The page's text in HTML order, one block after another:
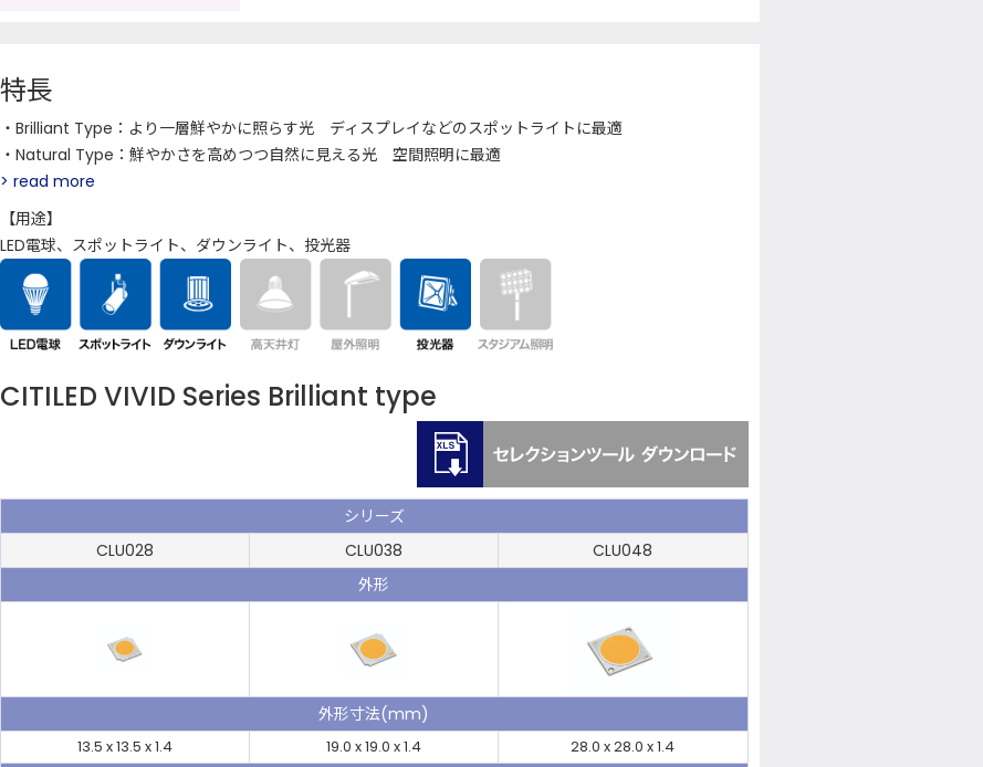
特長
・Brilliant Type：より一層鮮やかに照らす光 ディスプレイなどのスポットライトに最適
・Natural Type：鮮やかさを高めつつ自然に見える光 空間照明に最適
> read more
【用途】
LED電球、スポットライト、ダウンライト、投光器
CITILED VIVID Series Brilliant type
シリーズ
CLU028
CLU038
CLU048
外形
外形寸法(mm)
13.5 x 13.5 x 1.4 19.0 x 19.0 x 1.4 28.0 x 28.0 x 1.4